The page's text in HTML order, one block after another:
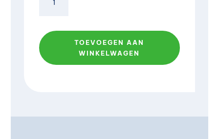
zaadmix
TOEVOEGEN AAN
WINKELWAGEN